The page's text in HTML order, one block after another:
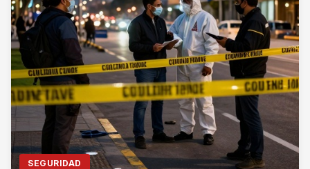
SEGURIDAD